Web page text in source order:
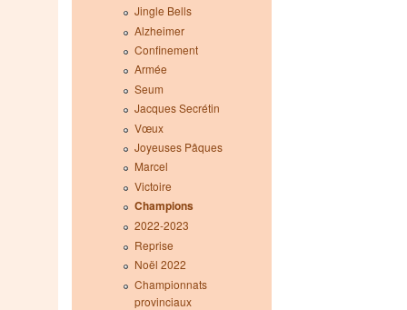
Jingle Bells
Alzheimer
Confinement
Armée
Seum
Jacques Secrétin
Vœux
Joyeuses Pâques
Marcel
Victoire
Champions
2022-2023
Reprise
Noël 2022
Championnats
provinciaux